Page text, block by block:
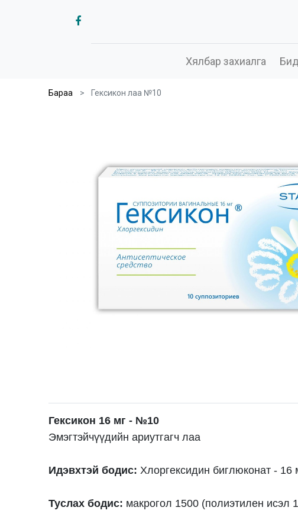
Хялбар захиалга
Бараа Гексикон лаа №10
Гексикон 16 мг - №10
Эмэгтэйчүүдийн ариутгагч лаа
Идэвхтэй бодис: Хлоргексидин биглюконат - 16
Туслах бодис: макрогол 1500 (полиэтилен исэл